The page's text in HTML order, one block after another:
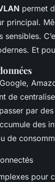
permet
principal.
Et
de
par
des
de
pour